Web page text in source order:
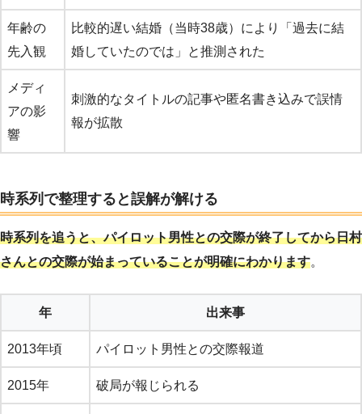
年齢の
先入観
比較的遅い結婚（当時38歳）により「過去に結
婚していたのでは」と推測された
メディ
アの影
響
刺激的なタイトルの記事や匿名書き込みで誤情
報が拡散
時系列で整理すると誤解が解ける
時系列を追うと、パイロット男性との交際が終了してから日村
さんとの交際が始まっていることが明確にわかります。
年 出来事
2013年頃 パイロット男性との交際報道
2015年 破局が報じられる